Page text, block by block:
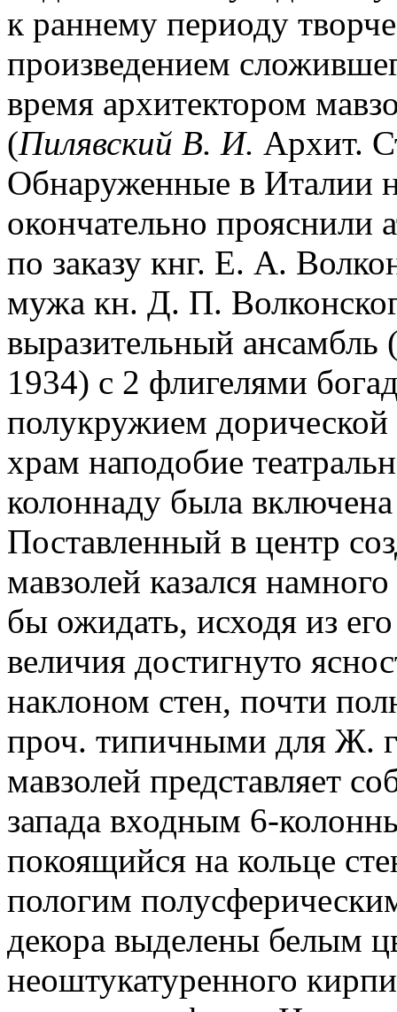
к раннему периоду
произведением
время архитектором
(Пилявский В. И. Архит.
Обнаруженные в Италии
окончательно прояснили
по заказу кнг. Е. А.
мужа кн. Д. П.
выразительный ансамбль
1934) с 2 флигелями
полукружием дорической
храм наподобие
колоннаду была
Поставленный в центр
мавзолей казался
бы ожидать, исходя из
величия достигнуто
наклоном стен, почти
проч. типичными для Ж.
мавзолей представляет
запада входным 6-
покоящийся на кольце
пологим
декора выделены белым
неоштукатуренного